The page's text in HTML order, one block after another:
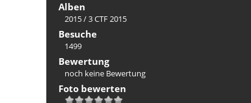
Alben
2015/3 CTF 2015
Besuche
1499
Bewertung
noch keine Bewertung
Foto bewerten